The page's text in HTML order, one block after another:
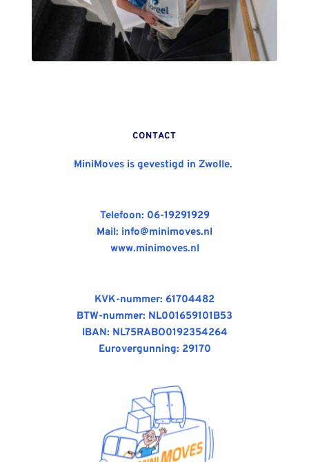
CONTACT
MiniMoves is gevestigd in Zwolle.
Telefoon: 06-19291929
Mail: info@minimoves.nl
www.minimoves.nl
KVK-nummer: 61704482
BTW-nummer: NL001659101B53
IBAN: NL75RABO0192354264
Eurovergunning: 29170